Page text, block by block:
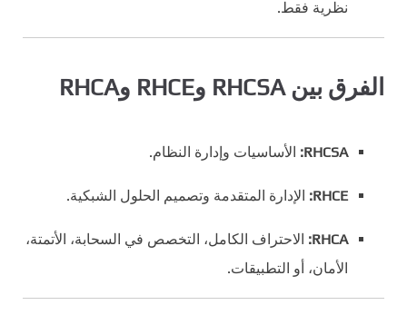
نظرية فقط.
الفرق بين RHCSA وRHCE وRHCA
RHCSA: الأساسيات وإدارة النظام.
RHCE: الإدارة المتقدمة وتصميم الحلول الشبكية.
RHCA:
الاحتراف الكامل، التخصص في السحابة، الأتمتة،
الأمان، أو التطبيقات.